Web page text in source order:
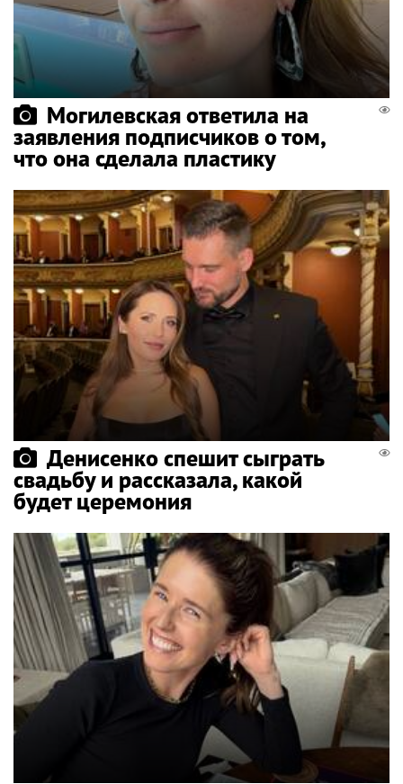
Могилевская ответила на
заявления подписчиков о том,
что она сделала пластику
Денисенко спешит сыграть
свадьбу и рассказала, какой
будет церемония